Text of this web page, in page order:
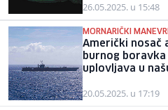
26.05.2025. u 15:48
MORNARIČKI MANEVRI
Američki nosač
burnog
uplovljava u
20.05.2025. u 17:19